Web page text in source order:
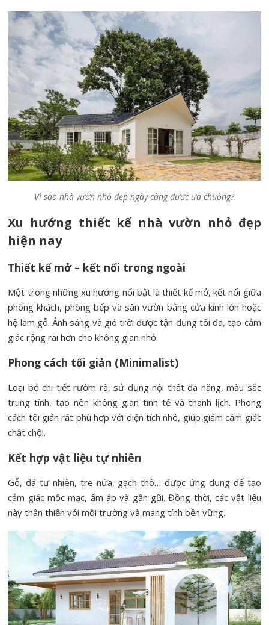
Vì sao nhà vườn nhỏ đẹp ngày càng được ưa chuộng?
Xu hướng thiết kế nhà vườn nhỏ đẹp
hiện nay
Thiết kế mở – kết nối trong ngoài
Một trong những xu hướng nổi bật là thiết kế mở, kết nối giữa
phòng khách, phòng bếp và sân vườn bằng cửa kính lớn hoặc
hệ lam gỗ. Ánh sáng và gió trời được tận dụng tối đa, tạo cảm
giác rộng rãi hơn cho không gian nhỏ.
Phong cách tối giản (Minimalist)
Loại bỏ chi tiết rườm rà, sử dụng nội thất đa năng, màu sắc
trung tính, tạo nên không gian tinh tế và thanh lịch. Phong
cách tối giản rất phù hợp với diện tích nhỏ, giúp giảm cảm giác
chật chội.
Kết hợp vật liệu tự nhiên
Gỗ, đá tự nhiên, tre nứa, gạch thô… được ứng dụng để tạo
cảm giác mộc mạc, ấm áp và gần gũi. Đồng thời, các vật liệu
này thân thiện với môi trường và mang tính bền vững.